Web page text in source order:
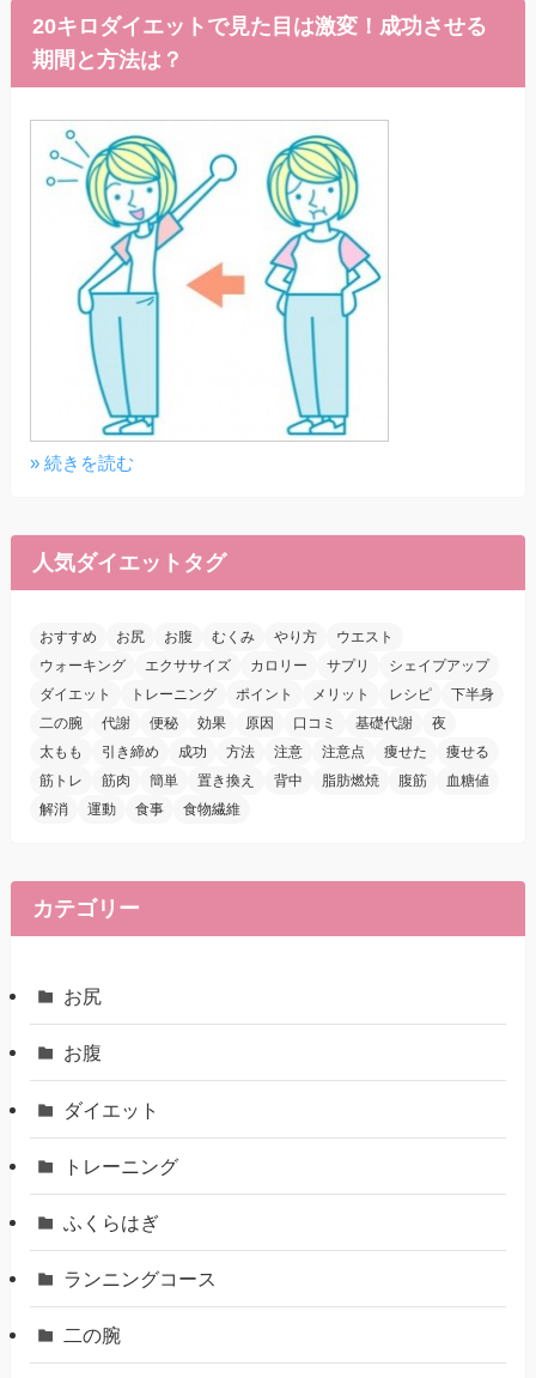
20キロダイエットで見た目は激変！成功させる
期間と方法は？
» 続きを読む
人気ダイエットタグ
おすすめ お尻 お腹 むくみ やり方
ウエスト
ウォーキング
エクササイズ カロリー サプリ
シェイプアップ
ダイエット
トレーニング ポイント メリット レシピ
下半身
二の腕
代謝 便秘 効果 原因 口コミ 基礎代謝
夜
太もも
引き締め 成功 方法 注意 注意点 痩せた
痩せる
筋トレ
筋肉 簡単 置き換え 背中 脂肪燃焼 腹筋
血糖値
解消
運動 食事 食物繊維
カテゴリー
お尻
お腹
ダイエット
トレーニング
ふくらはぎ
ランニングコース
二の腕